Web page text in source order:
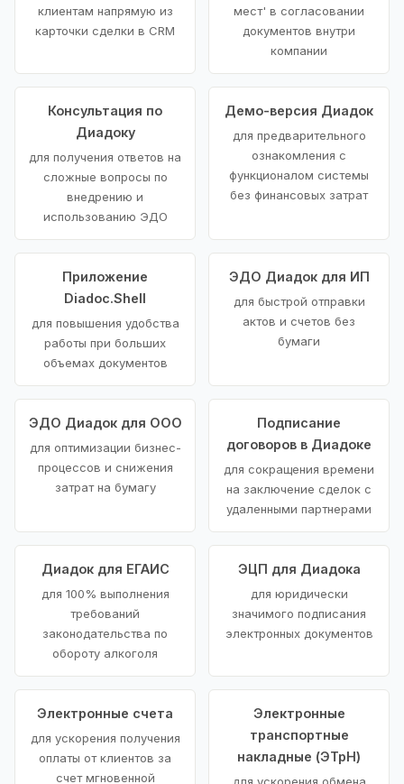
клиентам напрямую из
карточки сделки в CRM
мест' в согласовании
документов внутри
компании
Консультация по
Диадоку
для получения ответов на
сложные вопросы по
внедрению и
использованию ЭДО
Демо-версия Диадок
для предварительного
ознакомления с
функционалом системы
без финансовых затрат
Приложение
Diadoc.Shell
для повышения удобства
работы при больших
объемах документов
ЭДО Диадок для ИП
для быстрой отправки
актов и счетов без
бумаги
ЭДО Диадок для ООО
для оптимизации бизнес-
процессов и снижения
затрат на бумагу
Подписание
договоров в Диадоке
для сокращения времени
на заключение сделок с
удаленными партнерами
Диадок для ЕГАИС
для 100% выполнения
требований
законодательства по
обороту алкоголя
ЭЦП для Диадока
для юридически
значимого подписания
электронных документов
Электронные счета
для ускорения получения
оплаты от клиентов за
счет мгновенной
Электронные
транспортные
накладные (ЭТрН)